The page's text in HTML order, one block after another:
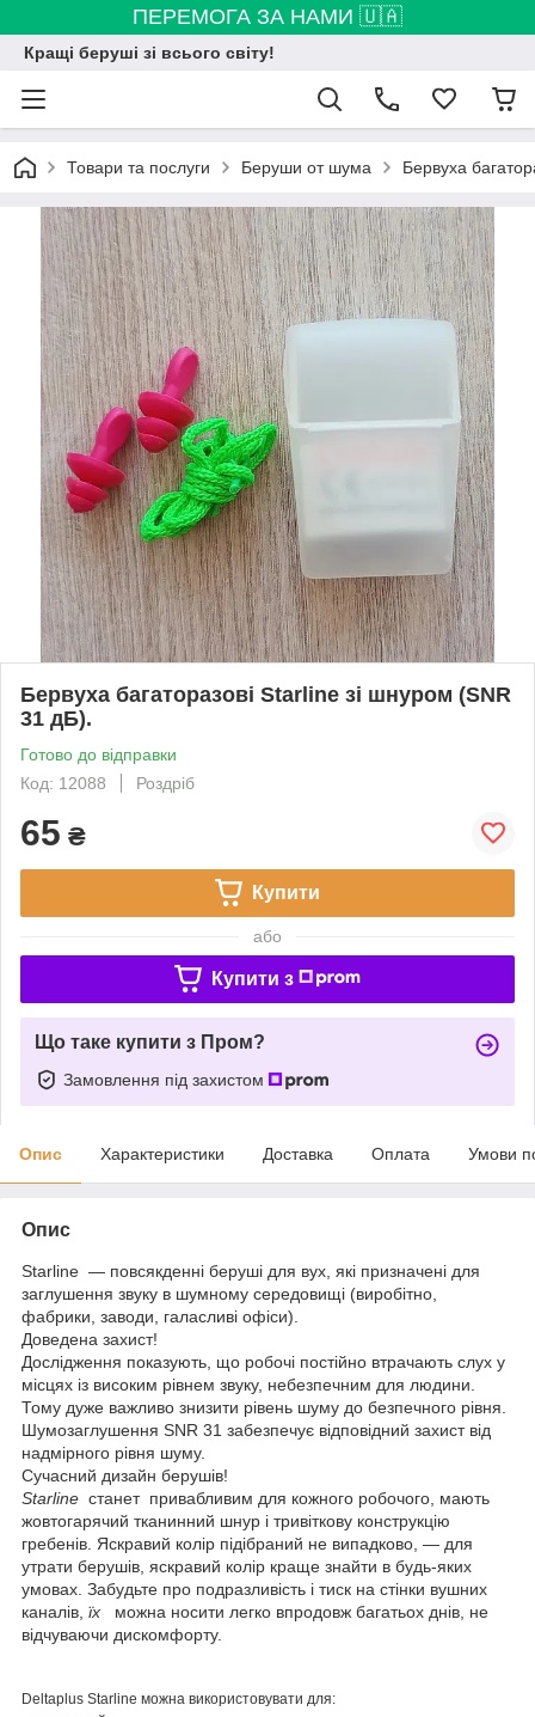
ПЕРЕМОГА ЗА НАМИ 🇺🇦
Кращі беруші зі всього світу!
Товари та послуги Беруши от шума Бервуха
Бервуха багаторазові Starline зі шнуром (SNR
31 дБ).
Готово до відправки
Код: 12088
Роздріб
65 ₴
Купити
або
Купити з
Що таке купити з Пром?
Замовлення під захистом
Опис Характеристики Доставка Оплата Умови
Опис
Starline — повсякденні беруші для вух, які призначені для
заглушення звуку в шумному середовищі (виробітно,
фабрики, заводи, галасливі офіси).
Доведена захист!
Дослідження показують, що робочі постійно втрачають слух у
місцях із високим рівнем звуку, небезпечним для людини.
Тому дуже важливо знизити рівень шуму до безпечного рівня.
Шумозаглушення SNR 31 забезпечує відповідний захист від
надмірного рівня шуму.
Сучасний дизайн берушів!
Starline станет привабливим для кожного робочого, мають
жовтогарячий тканинний шнур і тривіткову конструкцію
гребенів. Яскравий колір підібраний не випадково, — для
утрати берушів, яскравий колір краще знайти в будь-яких
умовах. Забудьте про подразливість і тиск на стінки вушних
каналів, їх
можна носити легко впродовж багатьох днів, не
відчуваючи дискомфорту.
Deltaplus Starline можна використовувати для: